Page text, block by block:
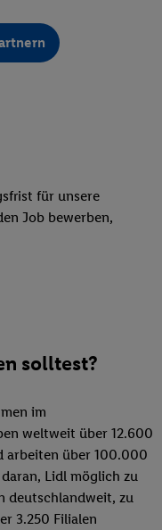
für unsere
Job bewerben,
solltest?
im
weltweit über 12.600
arbeiten über 100.000
Lidl möglich zu
deutschlandweit, zu
3.250 Filialen